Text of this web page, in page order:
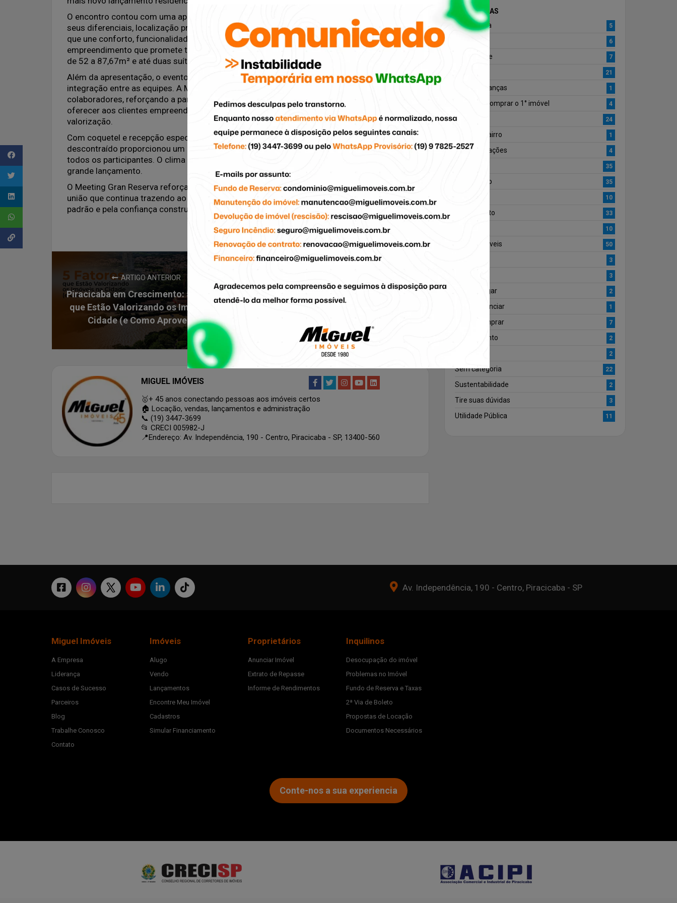
O encontro contou com uma apresentação detalhada do projeto Gran Reserva, destacando
seus diferenciais, localização privilegiada no Parque Jardim Jupiá e o conceito moderno
que une conforto, funcionalidade e sustentabilidade. O público pôde conhecer mais sobre o
empreendimento que promete transformar o modo de viver na região, com apartamentos
de 52 a 87,67m² e até duas suítes.
Além da apresentação, o evento foi uma excelente oportunidade de networking e
integração entre as equipes. A Miguel Imóveis marcou presença com seus corretores e
colaboradores, reforçando a parceria de longa data com a Embraplan e o compromisso em
oferecer aos clientes empreendimentos de qualidade, que unem credibilidade, inovação e
valorização.
Com coquetel e recepção especial preparados para os convidados, o ambiente
descontraído proporcionou um momento de troca de experiências e celebração entre
todos os participantes. O clima foi de entusiasmo e expectativa pelo sucesso de mais esse
grande lançamento.
O Meeting Gran Reserva reforça a força da parceria entre Miguel Imóveis e Embraplan,
união que continua trazendo ao mercado empreendimentos que se destacam pelo alto
padrão e pela confiança construída ao longo dos anos.
ARTIGO ANTERIOR
Piracicaba em Crescimento: 5 Fatores
que Estão Valorizando os Imóveis na
Cidade (e Como Aproveitar)
Fiador, seguro fiança ou título de
capitalização? Entenda as garantias de
locação de imóvel.
MIGUEL IMÓVEIS
🥇+ 45 anos conectando pessoas aos imóveis certos
🏠 Locação, vendas, lançamentos e administração
📞 (19) 3447-3699
📂 CRECI 005982-J
📍Endereço: Av. Independência, 190 - Centro, Piracicaba - SP, 13400-560
CATEGORIAS
Arquitetura
5
6
Curiosidade 7
21
Dia das Crianças 1
Dica para comprar o 1° imóvel 4
Dicas 24
Dicas do Bairro 1
Documentações 4
35
Informação 35
10
Lançamento 33
10
Miguel Imóveis 50
3
3
Quero Alugar 2
Quero Anunciar 1
Quero Comprar 7
Regulamento 2
2
Sem categoria 22
Sustentabilidade 2
Tire suas dúvidas 3
Utilidade Pública 11
Av. Independência, 190 - Centro, Piracicaba - SP
Miguel Imóveis
A Empresa
Liderança
Casos de Sucesso
Parceiros
Blog
Trabalhe Conosco
Contato
Imóveis
Alugo
Vendo
Lançamentos
Encontre Meu Imóvel
Cadastros
Simular Financiamento
Proprietários
Anunciar Imóvel
Extrato de Repasse
Informe de Rendimentos
Inquilinos
Desocupação do imóvel
Problemas no Imóvel
Fundo de Reserva e Taxas
2ª Via de Boleto
Propostas de Locação
Documentos Necessários
Conte-nos a sua experiencia